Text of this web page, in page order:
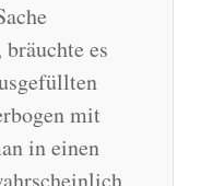
es
mit
in einen